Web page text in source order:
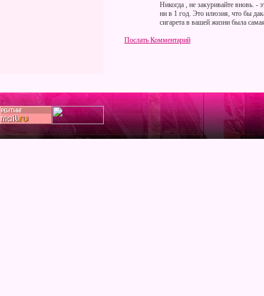
Никогда , не закуривайте вновь. -
ни в 1 год. Это илюзия, что бы
сигарета в вашей жизни была
Послать Комментарий